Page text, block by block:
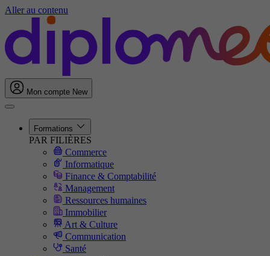
Aller au contenu
Mon compte New
Formations
PAR FILIÈRES
Commerce
Informatique
Finance & Comptabilité
Management
Ressources humaines
Immobilier
Art & Culture
Communication
Santé